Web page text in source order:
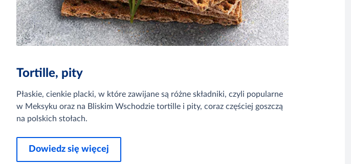
Tortille, pity
Płaskie, cienkie placki, w które zawijane są różne składniki, czyli popularne
w Meksyku oraz na Bliskim Wschodzie tortille i pity, coraz częściej goszczą
na polskich stołach.
Dowiedz się więcej